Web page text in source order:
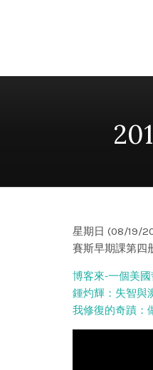
星期日 (08/19/
賽斯早期課第四
博客來-一個美
鍾灼輝：失智與
我修復的奇蹟：